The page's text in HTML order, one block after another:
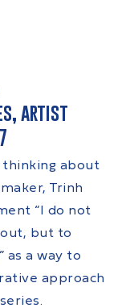
artist
thinking about
Trinh
“I do not
but to
as a way to
approach